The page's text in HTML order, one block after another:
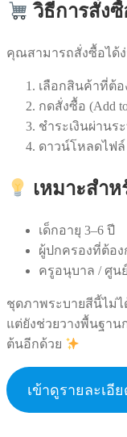
วิธีการสั่งซื้
คุณสามารถสั่งซื้อได้ง่
เลือกสินค้าที่ต้อ
กดสั่งซื้อ (Add
ชำระเงินผ่านร
ดาวน์โหลดไฟล์
เหมาะสำ
เด็กอายุ 3–6 ปี
ผู้ปกครองที่ต้อ
ครูอนุบาล / ศูน
ชุดภาพระบายสีนี้ไม่ไ
แต่ยังช่วยวางพื้นฐาน
ต้นอีกด้วย
เข้าดูรายละเอี